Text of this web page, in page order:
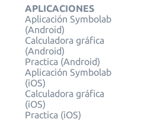
APLICACIONES
Aplicación Symbolab
(Android)
Calculadora gráfica
(Android)
Practica (Android)
Aplicación Symbolab
(iOS)
Calculadora gráfica
(iOS)
Practica (iOS)